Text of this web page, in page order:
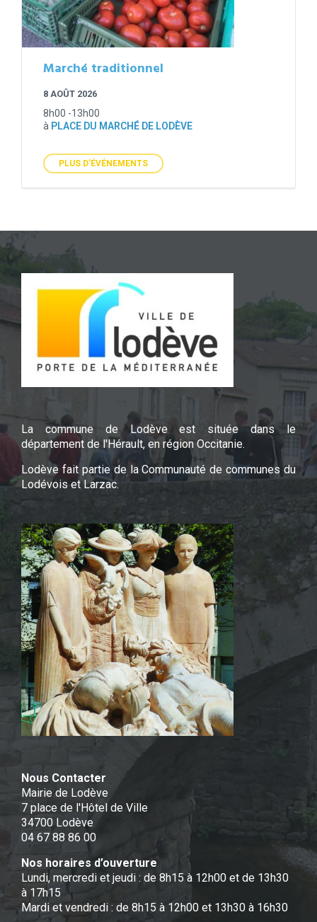
Marché traditionnel
8 AOÛT 2026
8h00 -13h00
à PLACE DU MARCHÉ DE LODÈVE
PLUS D'ÉVÉNEMENTS
La commune de Lodève est située dans le
département de l'Hérault, en région Occitanie.
Lodève fait partie de la Communauté de communes du
Lodévois et Larzac.
Nous Contacter
Mairie de Lodève
7 place de l'Hôtel de Ville
34700 Lodève
04 67 88 86 00
Nos horaires d’ouverture
Lundi, mercredi et jeudi : de 8h15 à 12h00 et de 13h30
à 17h15
Mardi et vendredi : de 8h15 à 12h00 et 13h30 à 16h30